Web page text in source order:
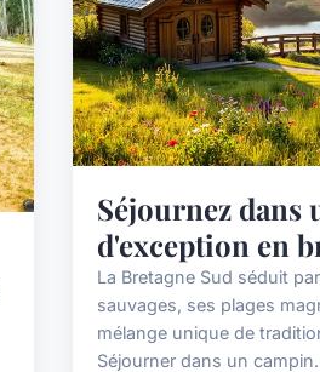
Séjournez dans
d'exception en
La Bretagne Sud séduit
sauvages, ses plages
mélange unique de
Séjourner dans un